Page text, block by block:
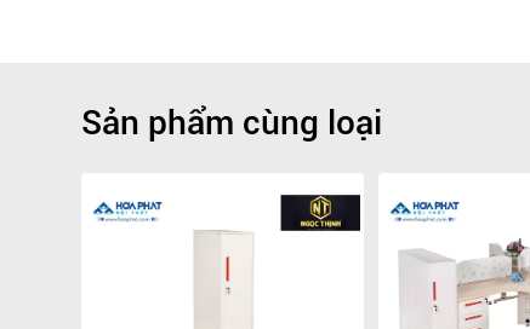
Sản phẩm cùng loại